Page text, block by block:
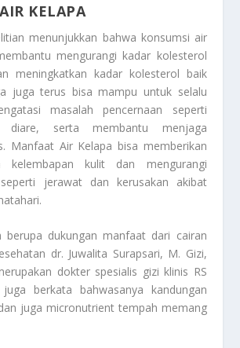
KELAPA
menunjukkan bahwa konsumsi air
mengurangi kadar kolesterol
meningkatkan kadar kolesterol baik
juga terus bisa mampu untuk selalu
masalah pencernaan seperti
diare, serta membantu menjaga
Manfaat Air Kelapa bisa memberikan
kelembapan kulit dan mengurangi
jerawat dan kerusakan akibat
berupa dukungan manfaat dari cairan
dr. Juwalita Surapsari, M. Gizi,
dokter spesialis gizi klinis RS
berkata bahwasanya kandungan
juga micronutrient tempah memang